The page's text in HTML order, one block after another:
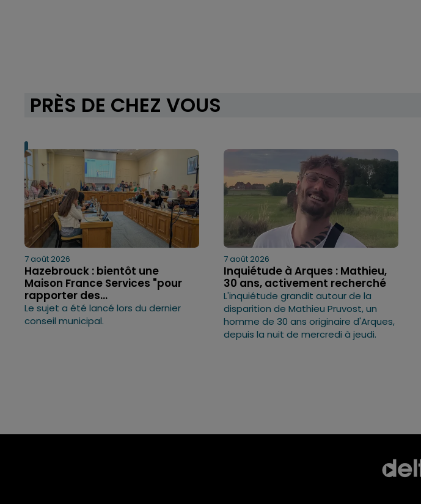
PRÈS DE CHEZ VOUS
7 août 2026
Hazebrouck : bientôt une
Maison France Services "pour
rapporter des...
Le sujet a été lancé lors du dernier
conseil municipal.
7 août 2026
Inquiétude à Arques : Mathieu,
30 ans, activement recherché
L'inquiétude grandit autour de la
disparition de Mathieu Pruvost, un
homme de 30 ans originaire d'Arques,
depuis la nuit de mercredi à jeudi.